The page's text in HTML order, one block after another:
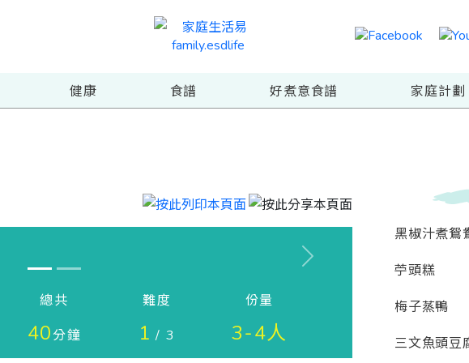
健康 食譜 好煮意食譜 家庭計劃
Next
總共
40分鐘
難度
1 / 3
份量
3-4人
黑椒汁煮鴛
苧頭糕
梅子蒸鴨
三文魚頭豆